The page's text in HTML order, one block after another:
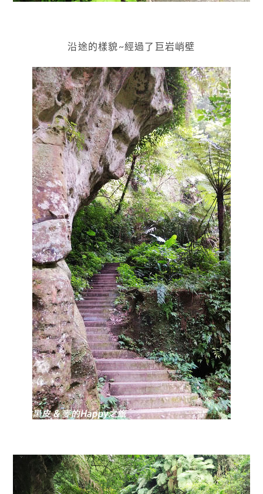
沿途的樣貌~經過了巨岩峭壁